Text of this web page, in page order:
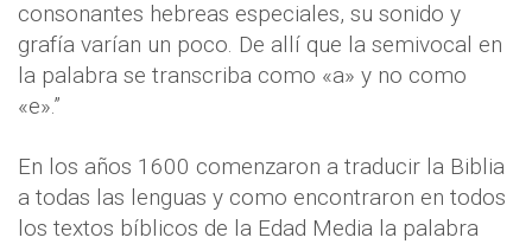
consonantes hebreas especiales, su sonido y
grafía varían un poco. De allí que la semivocal en
la palabra se transcriba como «a» y no como
«e».”
En los años 1600 comenzaron a traducir la Biblia
a todas las lenguas y como encontraron en todos
los textos bíblicos de la Edad Media la palabra